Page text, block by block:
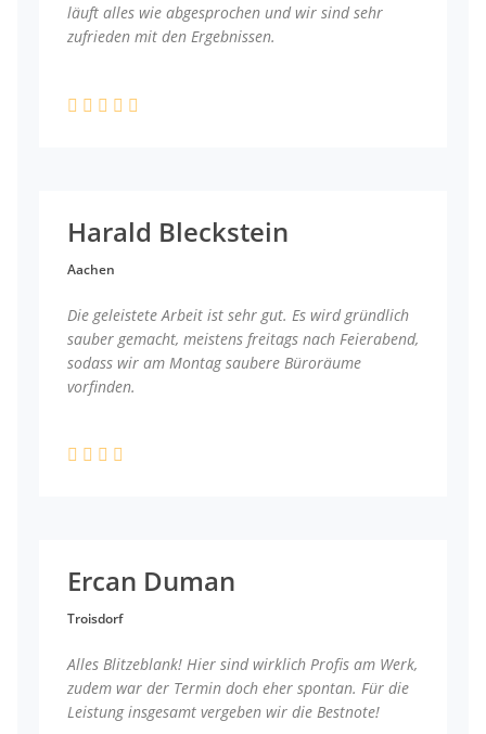
läuft alles wie abgesprochen und wir sind sehr
zufrieden mit den Ergebnissen.
Harald Bleckstein
Aachen
Die geleistete Arbeit ist sehr gut. Es wird gründlich
sauber gemacht, meistens freitags nach Feierabend,
sodass wir am Montag saubere Büroräume
vorfinden.
Ercan Duman
Troisdorf
Alles Blitzeblank! Hier sind wirklich Profis am Werk,
zudem war der Termin doch eher spontan. Für die
Leistung insgesamt vergeben wir die Bestnote!